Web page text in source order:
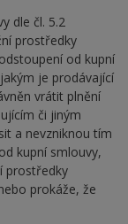
dle čl. 5.2
prostředky
od kupní
je prodávající
vrátit plnění
či jiným
a nevzniknou tím
kupní smlouvy,
prostředky
prokáže, že